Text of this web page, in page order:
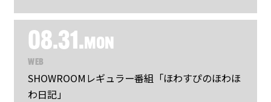
08.31. MON
WEB
SHOWROOMレギュラー番組「ほわすぴのほわほ
わ日記」